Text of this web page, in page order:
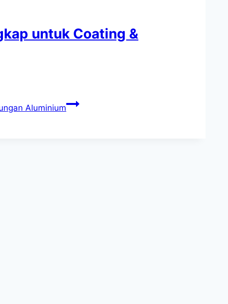
untuk Coating &
Aluminium